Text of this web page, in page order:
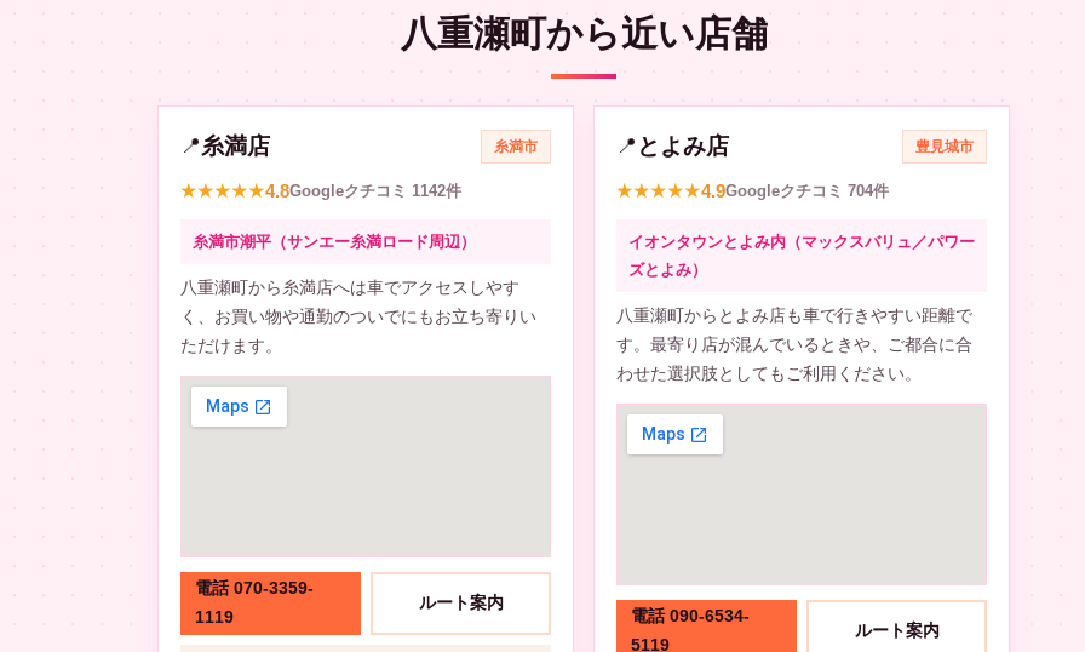
八重瀬町から近い店舗
📍 糸満店 糸満市
★★★★★4.8Googleクチコミ 1142件
糸満市潮平（サンエー糸満ロード周辺）
八重瀬町から糸満店へは車でアクセスしやす
く、お買い物や通勤のついでにもお立ち寄りい
ただけます。
電話 070-3359-
1119
ルート案内
📍 とよみ店 豊見城市
★★★★★4.9Googleクチコミ 704件
イオンタウンとよみ内（マックスバリュ／パワー
ズとよみ）
八重瀬町からとよみ店も車で行きやすい距離で
す。最寄り店が混んでいるときや、ご都合に合
わせた選択肢としてもご利用ください。
電話 090-6534-
5119
ルート案内